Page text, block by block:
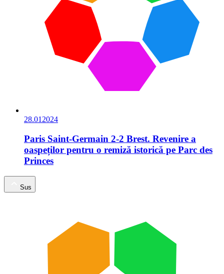
28.01 2024
Paris Saint-Germain 2-2 Brest. Revenire a
oaspeților pentru o remiză istorică pe Parc des
Princes
Sus